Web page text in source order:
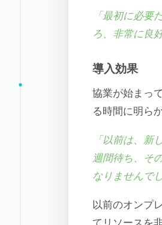
「最初に必要
ろ、非常に良
導入効果
協業が始まっ
る時間に明ら
「以前は、
週間待ち、そ
なりませんで
以前のオンプ